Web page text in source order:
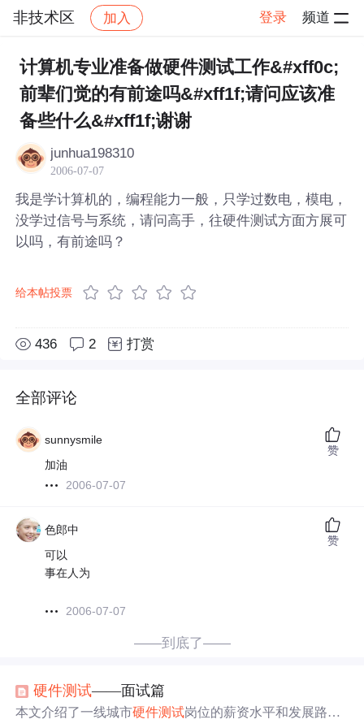
非技术区 加入 登录 频道
社区 非技术区 帖子详情
计算机专业准备做硬件测试工作&#xff0c;
前辈们觉的有前途吗&#xff1f;请问应该准
备些什么&#xff1f;谢谢
junhua198310
2006-07-07
我是学计算机的，编程能力一般，只学过数电，模电，
没学过信号与系统，请问高手，往硬件测试方面方展可
以吗，有前途吗？
给本帖投票
436 2 打赏
全部评论
sunnysmile
加油
2006-07-07
赞
色郎中
可以
事在人为
2006-07-07
赞
——到底了——
硬件测试——面试篇
本文介绍了一线城市硬件测试岗位的薪资水平和发展路